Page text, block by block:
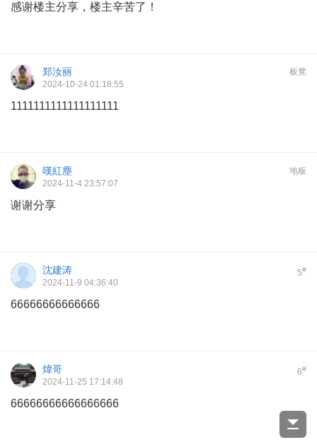
感谢楼主分享，楼主辛苦了！
板凳
郑汝丽
2024-10-24 01:18:55
1111111111111111111
地板
嘆紅塵
2024-11-4 23:57:07
谢谢分享
5#
沈建涛
2024-11-9 04:36:40
66666666666666
6#
煒哥
2024-11-25 17:14:48
66666666666666666